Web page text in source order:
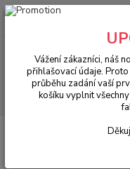
+420 602 330 329
VW Brouk Typ 1 (1938
Vážení zákazníci, náš
přihlašovací údaje.
průběhu zadání vaší
košíku vyplnit